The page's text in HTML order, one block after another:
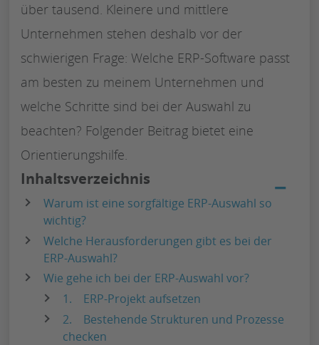
über tausend. Kleinere und mittlere
Unternehmen stehen deshalb vor der
schwierigen Frage: Welche ERP-Software passt
am besten zu meinem Unternehmen und
welche Schritte sind bei der Auswahl zu
beachten? Folgender Beitrag bietet eine
Orientierungshilfe.
Inhaltsverzeichnis −
Warum ist eine sorgfältige ERP-Auswahl so
wichtig?
Welche Herausforderungen gibt es bei der
ERP-Auswahl?
Wie gehe ich bei der ERP-Auswahl vor?
1. ERP-Projekt aufsetzen
2. Bestehende Strukturen und Prozesse
checken